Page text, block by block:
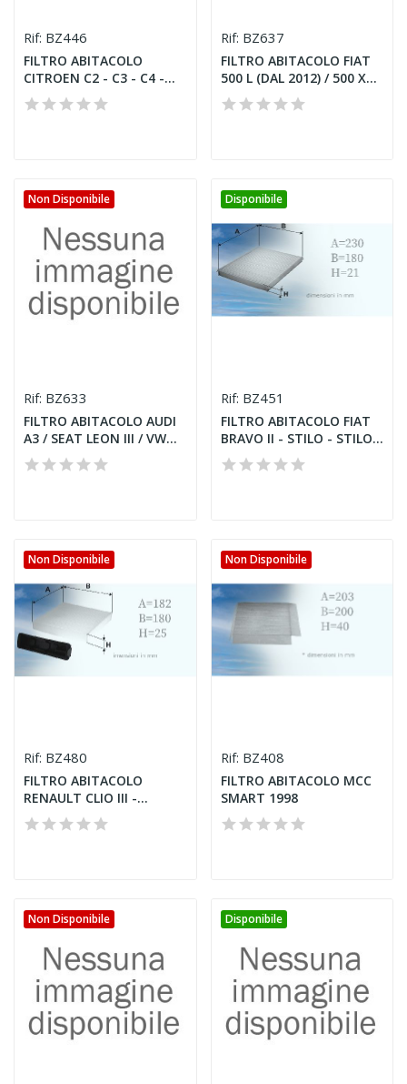
Rif: BZ446
FILTRO ABITACOLO
CITROEN C2 - C3 - C4 -
PEUGEOT...
Rif: BZ637
FILTRO ABITACOLO FIAT
500 L (DAL 2012) / 500 X...
Non Disponibile
Rif: BZ633
FILTRO ABITACOLO AUDI
A3 / SEAT LEON III / VW...
Disponibile
Rif: BZ451
FILTRO ABITACOLO FIAT
BRAVO II - STILO - STILO...
Non Disponibile
Rif: BZ480
FILTRO ABITACOLO
RENAULT CLIO III -...
Non Disponibile
Rif: BZ408
FILTRO ABITACOLO MCC
SMART 1998
Non Disponibile Disponibile